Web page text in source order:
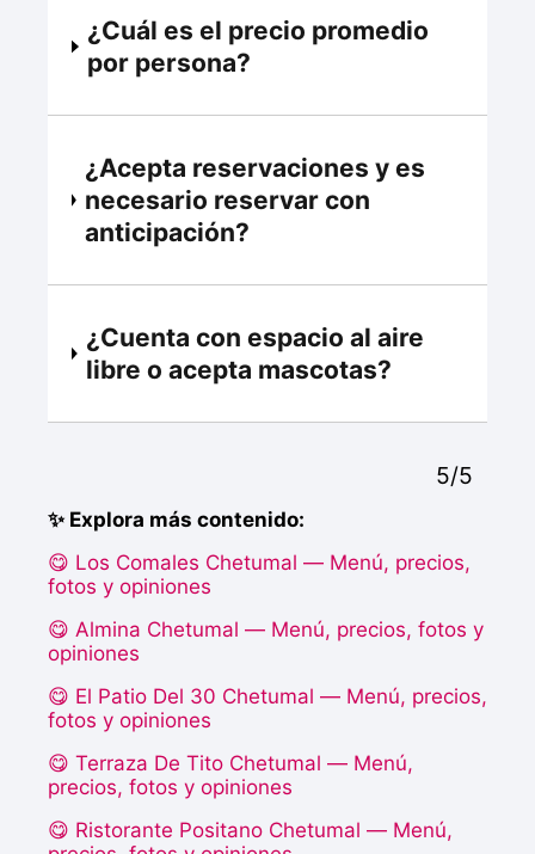
¿Cuál es el precio promedio
por persona?
¿Acepta reservaciones y es
necesario reservar con
anticipación?
¿Cuenta con espacio al aire
libre o acepta mascotas?
5/5
✨ Explora más contenido:
😋 Los Comales Chetumal — Menú, precios,
fotos y opiniones
😋 Almina Chetumal — Menú, precios, fotos y
opiniones
😋 El Patio Del 30 Chetumal — Menú, precios,
fotos y opiniones
😋 Terraza De Tito Chetumal — Menú,
precios, fotos y opiniones
😋 Ristorante Positano Chetumal — Menú,